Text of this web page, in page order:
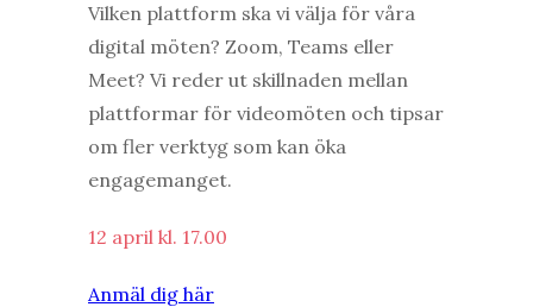
Vilken plattform ska vi välja för våra
digital möten? Zoom, Teams eller
Meet? Vi reder ut skillnaden mellan
plattformar för videomöten och tipsar
om fler verktyg som kan öka
engagemanget.
12 april kl. 17.00
Anmäl dig här